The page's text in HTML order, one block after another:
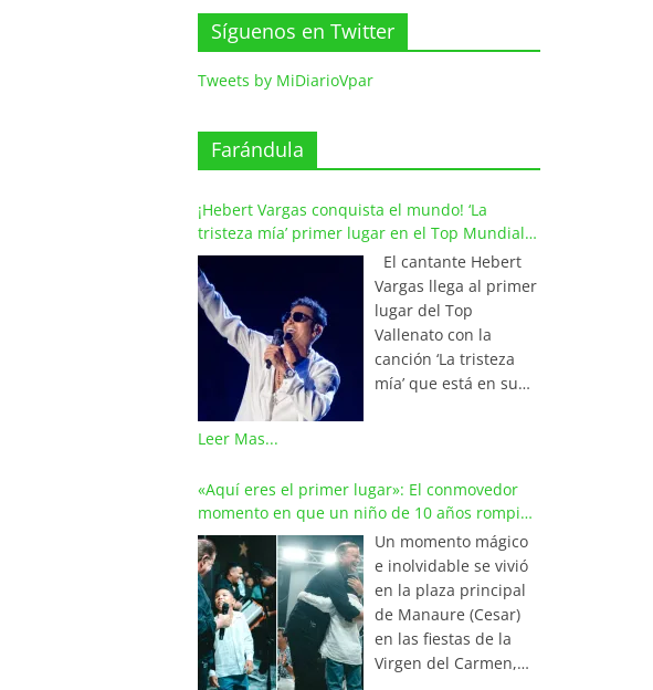
Síguenos en Twitter
Tweets by MiDiarioVpar
Farándula
¡Hebert Vargas conquista el mundo! ‘La
tristeza mía’ primer lugar en el Top Mundial
del Vallenato
El cantante Hebert
Vargas llega al primer
lugar del Top
Vallenato con la
canción ‘La tristeza
mía’ que está en su
de los listados
musicales en
Colombia y países de
América y Europa.
Esta emotiva
composición del
maestro Wilfran
Castillo se posicionó
en el primer lugar de
Leer Mas...
«Aquí eres el primer lugar»: El conmovedor
momento en que un niño de 10 años rompió
en llanto al cantar con Iván Villazón
Un momento mágico
e inolvidable se vivió
en la plaza principal
de Manaure (Cesar)
en las fiestas de la
Virgen del Carmen,